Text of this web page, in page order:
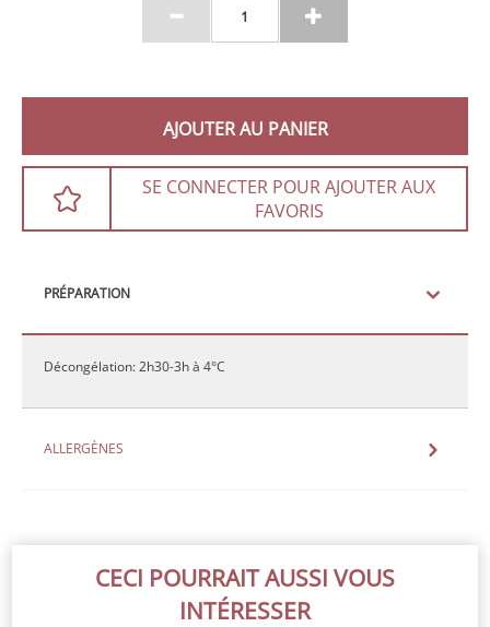
AJOUTER AU PANIER
SE CONNECTER POUR AJOUTER AUX
FAVORIS
PRÉPARATION
Décongélation: 2h30-3h à 4°C
ALLERGÈNES
CECI POURRAIT AUSSI VOUS
INTÉRESSER